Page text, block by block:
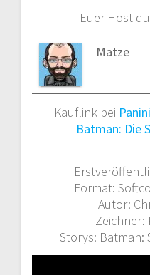
Euer Host
Matze
Kauflink bei
Batman: Die
Format:
Autor:
Zeichner:
Storys: Batman: